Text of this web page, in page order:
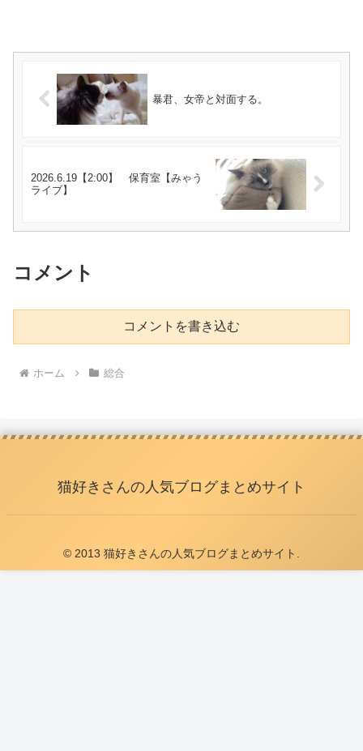
暴君、女帝と対面する。
2026.6.19【2:00】 保育室【みゃう
ライブ】
コメント
コメントを書き込む
ホーム 総合
猫好きさんの人気ブログまとめサイト
© 2013 猫好きさんの人気ブログまとめサイト.